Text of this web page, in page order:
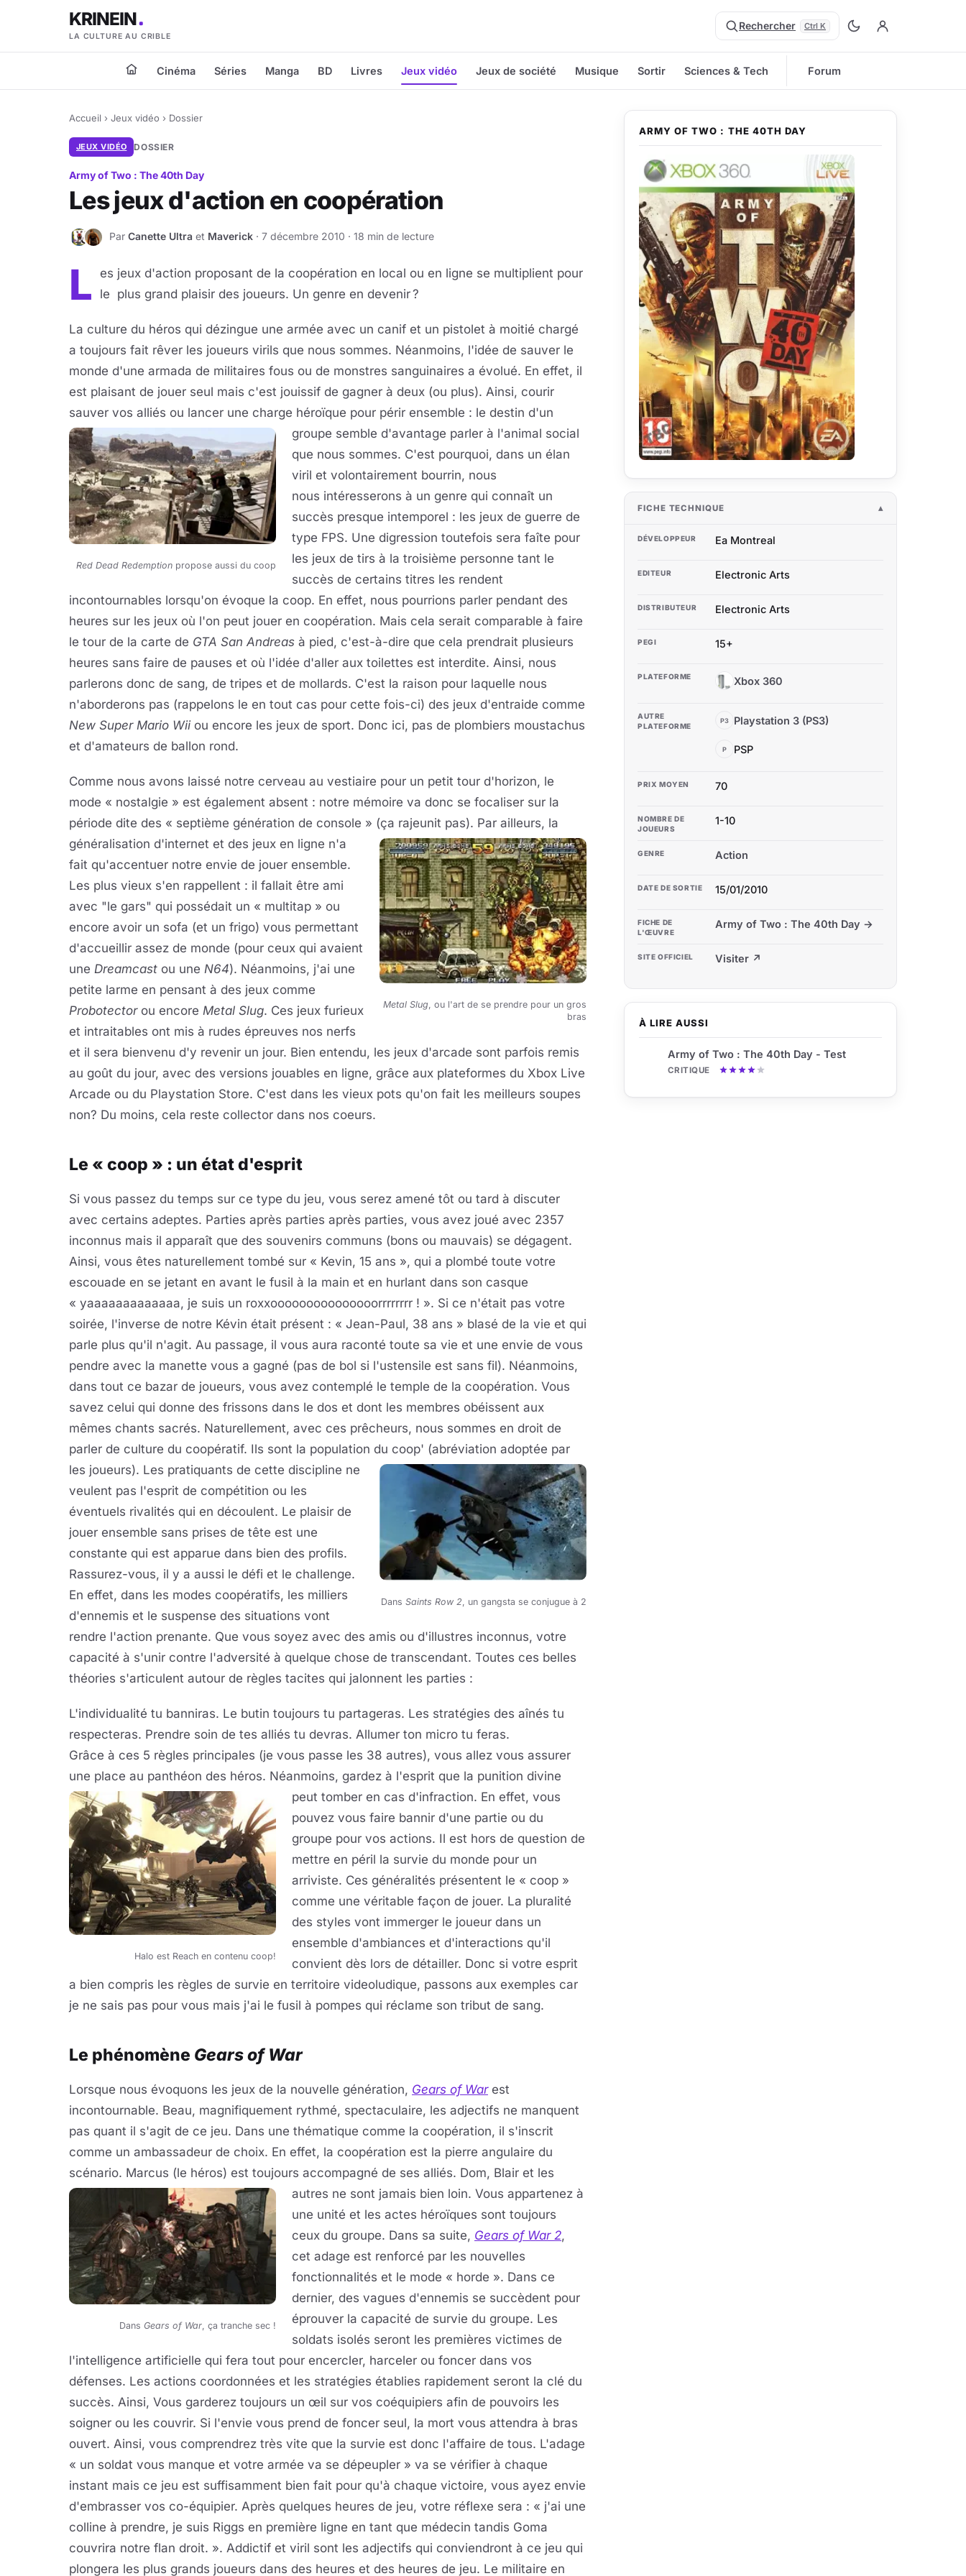
KRINEIN
LA CULTURE AU CRIBLE
Rechercher Ctrl K
Cinéma Séries Manga BD Livres Jeux vidéo Jeux de société Musique Sortir Sciences & Tech Forum
Accueil › Jeux vidéo › Dossier
JEUX VIDÉO DOSSIER
Army of Two : The 40th Day
Les jeux d'action en coopération
C M Par Canette Ultra et Maverick · 7 décembre 2010 · 18 min de lecture
L
es jeux d'action proposant de la coopération en local ou en ligne se multiplient pour
le plus grand plaisir des joueurs. Un genre en devenir ?
La culture du héros qui dézingue une armée avec un canif et un pistolet à moitié chargé
a toujours fait rêver les joueurs virils que nous sommes. Néanmoins, l'idée de sauver le
monde d'une armada de militaires fous ou de monstres sanguinaires a évolué. En effet, il
est plaisant de jouer seul mais c'est jouissif de gagner à deux (ou plus). Ainsi, courir
sauver vos alliés ou lancer une charge héroïque pour périr
Red Dead Redemption propose aussi du coop
ensemble : le destin d'un
groupe semble d'avantage parler à l'animal social
que nous sommes. C'est pourquoi, dans un élan
viril et volontairement bourrin, nous
nous intéresserons à un genre qui connaît un
succès presque intemporel : les jeux de guerre de
type FPS. Une digression toutefois sera faîte pour
les jeux de tirs à la troisième personne tant le
succès de certains titres les rendent
incontournables lorsqu'on évoque la coop. En effet, nous pourrions parler pendant des
heures sur les jeux où l'on peut jouer en coopération. Mais cela serait comparable à faire
le tour de la carte de GTA San Andreas à pied, c'est-à-dire que cela prendrait plusieurs
heures sans faire de pauses et où l'idée d'aller aux toilettes est interdite. Ainsi, nous
parlerons donc de sang, de tripes et de mollards. C'est la raison pour laquelle nous
n'aborderons pas (rappelons le en tout cas pour cette fois-ci) des jeux d'entraide comme
New Super Mario Wiiou encore les jeux de sport. Donc ici, pas de plombiers moustachus
et d'amateurs de ballon rond.
Comme nous avons laissé notre cerveau au vestiaire pour un petit tour d'horizon, le
mode « nostalgie » est également absent : notre mémoire va donc se focaliser sur la
période dite des « septième génération de console » (ça rajeunit pas).
Metal Slug , ou l'art de se prendre pour un gros
bras
Par ailleurs, la
généralisation d'internet et des jeux en ligne n'a
fait qu'accentuer notre envie de jouer ensemble.
Les plus vieux s'en rappellent : il fallait être ami
avec "le gars" qui possédait un « multitap » ou
encore avoir un sofa (et un frigo) vous permettant
d'accueillir assez de monde (pour ceux qui avaient
une Dreamcast ou une N64). Néanmoins, j'ai une
petite larme en pensant à des jeux comme
Probotectorou encore Metal Slug. Ces jeux furieux
et intraitables ont mis à rudes épreuves nos nerfs
et il sera bienvenu d'y revenir un jour. Bien entendu, les jeux d'arcade sont parfois remis
au goût du jour, avec des versions jouables en ligne, grâce aux plateformes du Xbox Live
Arcade ou du Playstation Store. C'est dans les vieux pots qu'on fait les meilleurs soupes
non? Du moins, cela reste collector dans nos coeurs.
Le « coop » : un état d'esprit
Si vous passez du temps sur ce type du jeu, vous serez amené tôt ou tard à discuter
avec certains adeptes. Parties après parties après parties, vous avez joué avec 2357
inconnus mais il apparaît que des souvenirs communs (bons ou mauvais) se dégagent.
Ainsi, vous êtes naturellement tombé sur « Kevin, 15 ans », qui a plombé toute votre
escouade en se jetant en avant le fusil à la main et en hurlant dans son casque
« yaaaaaaaaaaaaa, je suis un roxxooooooooooooooorrrrrrrr ! ». Si ce n'était pas votre
soirée, l'inverse de notre Kévin était présent : « Jean-Paul, 38 ans » blasé de la vie et qui
parle plus qu'il n'agit. Au passage, il vous aura raconté toute sa vie et une envie de vous
pendre avec la manette vous a gagné (pas de bol si l'ustensile est sans fil). Néanmoins,
dans tout ce bazar de joueurs, vous avez contemplé le temple de la coopération. Vous
savez celui qui donne des frissons dans le dos et dont les membres obéissent aux
mêmes chants sacrés. Naturellement, avec ces prêcheurs, nous sommes en droit de
parler de culture du coopératif. Ils sont la population du coop' (abréviation adoptée par
les joueurs).
Dans Saints Row 2, un gangsta se conjugue à 2
Les pratiquants de cette discipline ne
veulent pas l'esprit de compétition ou les
éventuels rivalités qui en découlent. Le plaisir de
jouer ensemble sans prises de tête est une
constante qui est apparue dans bien des profils.
Rassurez-vous, il y a aussi le défi et le challenge.
En effet, dans les modes coopératifs, les milliers
d'ennemis et le suspense des situations vont
rendre l'action prenante. Que vous soyez avec des amis ou d'illustres inconnus, votre
capacité à s'unir contre l'adversité à quelque chose de transcendant. Toutes ces belles
théories s'articulent autour de règles tacites qui jalonnent les parties :
L'individualité tu banniras. Le butin toujours tu partageras. Les stratégies des aînés tu
respecteras. Prendre soin de tes alliés tu devras. Allumer ton micro tu feras.
Grâce à ces 5 règles principales (je vous passe les 38 autres), vous allez vous assurer
une place au panthéon des héros. Néanmoins, gardez à l'esprit que la
Halo est Reach en contenu coop!
punition divine
peut tomber en cas d'infraction. En effet, vous
pouvez vous faire bannir d'une partie ou du
groupe pour vos actions. Il est hors de question de
mettre en péril la survie du monde pour un
arriviste. Ces généralités présentent le « coop »
comme une véritable façon de jouer. La pluralité
des styles vont immerger le joueur dans un
ensemble d'ambiances et d'interactions qu'il
convient dès lors de détailler. Donc si votre esprit
a bien compris les règles de survie en territoire videoludique, passons aux exemples car
je ne sais pas pour vous mais j'ai le fusil à pompes qui réclame son tribut de sang.
Le phénomène Gears of War
Lorsque nous évoquons les jeux de la nouvelle génération, Gears of Warest
incontournable. Beau, magnifiquement rythmé, spectaculaire, les adjectifs ne manquent
pas quant il s'agit de ce jeu. Dans une thématique comme la coopération, il s'inscrit
comme un ambassadeur de choix. En effet, la coopération est la pierre angulaire du
scénario. Marcus (le héros) est toujours accompagné de ses alliés.
Dans Gears of War, ça tranche sec !
Dom, Blair et les
autres ne sont jamais bien loin. Vous appartenez à
une unité et les actes héroïques sont toujours
ceux du groupe. Dans sa suite, Gears of War 2,
cet adage est renforcé par les nouvelles
fonctionnalités et le mode « horde ». Dans ce
dernier, des vagues d'ennemis se succèdent pour
éprouver la capacité de survie du groupe. Les
soldats isolés seront les premières victimes de
l'intelligence artificielle qui fera tout pour encercler, harceler ou foncer dans vos
défenses. Les actions coordonnées et les stratégies établies rapidement seront la clé du
succès. Ainsi, Vous garderez toujours un œil sur vos coéquipiers afin de pouvoirs les
soigner ou les couvrir. Si l'envie vous prend de foncer seul, la mort vous attendra à bras
ouvert. Ainsi, vous comprendrez très vite que la survie est donc l'affaire de tous. L'adage
« un soldat vous manque et votre armée va se dépeupler » va se vérifier à chaque
instant mais ce jeu est suffisamment bien fait pour qu'à chaque victoire, vous ayez envie
d'embrasser vos co-équipier. Après quelques heures de jeu, votre réflexe sera : « j'ai une
colline à prendre, je suis Riggs en première ligne en tant que médecin tandis Goma
couvrira notre flan droit. ». Addictif et viril sont les adjectifs qui conviendront à ce jeu qui
plongera les plus grands joueurs dans des heures et des heures de jeu. Le militaire en
À LIRE AUSSI
Army of Two : The 40th Day - Test
CRITIQUE
ARMY OF TWO : THE 40TH DAY
FICHE TECHNIQUE
DÉVELOPPEUR Ea Montreal
EDITEUR Electronic Arts
DISTRIBUTEUR Electronic Arts
PEGI 15+
PLATEFORME Xbox 360
AUTRE
PLATEFORME
P3 Playstation 3 (PS3)
P PSP
PRIX MOYEN 70
NOMBRE DE
JOUEURS
1-10
GENRE Action
DATE DE SORTIE 15/01/2010
FICHE DE
L'ŒUVRE
Army of Two : The 40th Day →
SITE OFFICIEL Visiter ↗